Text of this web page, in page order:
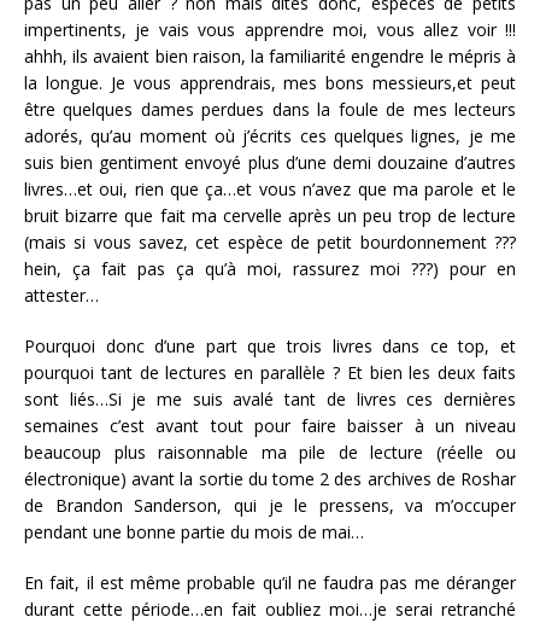
impertinents, je vais vous apprendre moi, vous allez voir !!!
ahhh, ils avaient bien raison, la familiarité engendre le mépris à
la longue. Je vous apprendrais, mes bons messieurs,et peut
être quelques dames perdues dans la foule de mes lecteurs
adorés, qu’au moment où j’écrits ces quelques lignes, je me
suis bien gentiment envoyé plus d’une demi douzaine d’autres
livres…et oui, rien que ça…et vous n’avez que ma parole et le
bruit bizarre que fait ma cervelle après un peu trop de lecture
(mais si vous savez, cet espèce de petit bourdonnement ???
hein, ça fait pas ça qu’à moi, rassurez moi ???) pour en
attester…
Pourquoi donc d’une part que trois livres dans ce top, et
pourquoi tant de lectures en parallèle ? Et bien les deux faits
sont liés…Si je me suis avalé tant de livres ces dernières
semaines c’est avant tout pour faire baisser à un niveau
beaucoup plus raisonnable ma pile de lecture (réelle ou
électronique) avant la sortie du tome 2 des archives de Roshar
de Brandon Sanderson, qui je le pressens, va m’occuper
pendant une bonne partie du mois de mai…
En fait, il est même probable qu’il ne faudra pas me déranger
durant cette période…en fait oubliez moi…je serai retranché